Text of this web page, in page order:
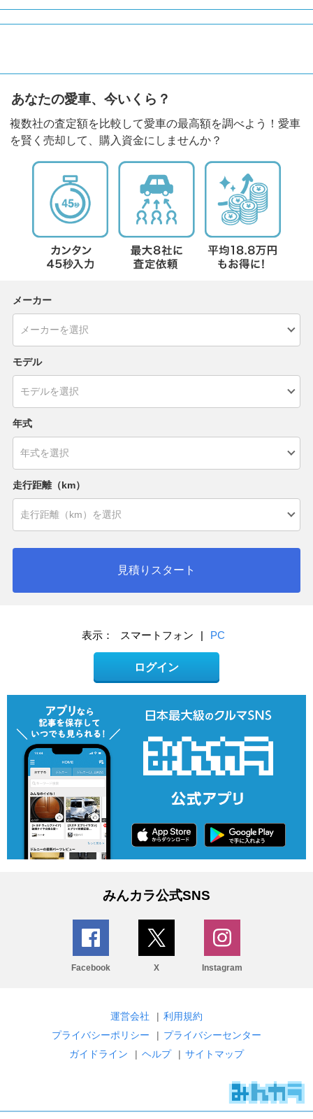
あなたの愛車、今いくら？
複数社の査定額を比較して愛車の最高額を調べよう！愛車
を賢く売却して、購入資金にしませんか？
メーカー
モデル
年式
走行距離（km）
見積りスタート
表示： スマートフォン | PC
ログイン
みんカラ公式SNS
Facebook X Instagram
運営会社 | 利用規約
プライバシーポリシー
| プライバシーセンター
ガイドライン
| ヘルプ | サイトマップ